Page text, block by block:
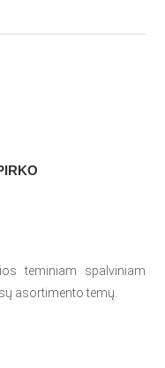
teminiam spalviniam
asortimento temų.